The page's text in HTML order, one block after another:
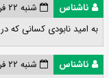
ناشناس
شنبه ۲۲ فروردین ۱۴۰۵ ۱۸:۰۹:۳۹
به امید نابودی کسانی که
ناشناس
شنبه ۲۲ فروردین ۱۴۰۵ ۱۸:۱۰:۰۶